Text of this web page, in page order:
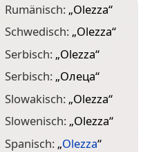
Rumänisch: „Olezza“
Schwedisch: „Olezza“
Serbisch: „Olezza“
Serbisch: „Олеца“
Slowakisch: „Olezza“
Slowenisch: „Olezza“
Spanisch: „Olezza“